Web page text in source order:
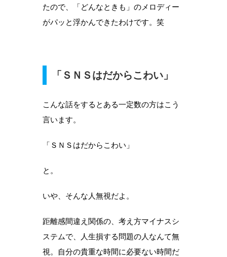
たので、「どんなときも」のメロディー
がパッと浮かんできたわけです。笑
「ＳＮＳはだからこわい」
こんな話をするとある一定数の方はこう
言います。
「ＳＮＳはだからこわい」
と。
いや、そんな人無視だよ。
距離感間違え関係の、考え方マイナスシ
ステムで、人生損する問題の人なんて無
視。自分の貴重な時間に必要ない時間だ